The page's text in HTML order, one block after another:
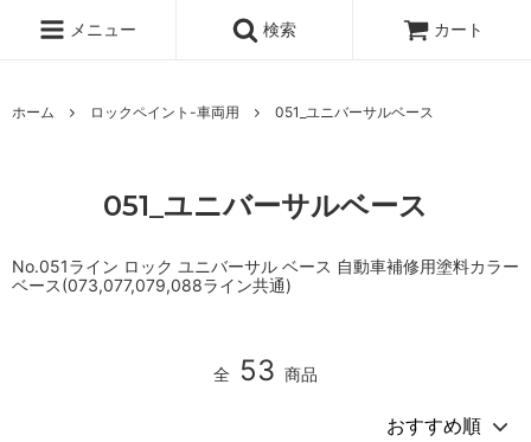
メニュー 検索 カート
ホーム ロックペイント-車両用 051_ユニバーサルベース
051_ユニバーサルベース
No.051ライン ロック ユニバーサル ベース 自動車補修用塗料カラー
ベース(073,077,079,088ライン共通)
全 53 商品